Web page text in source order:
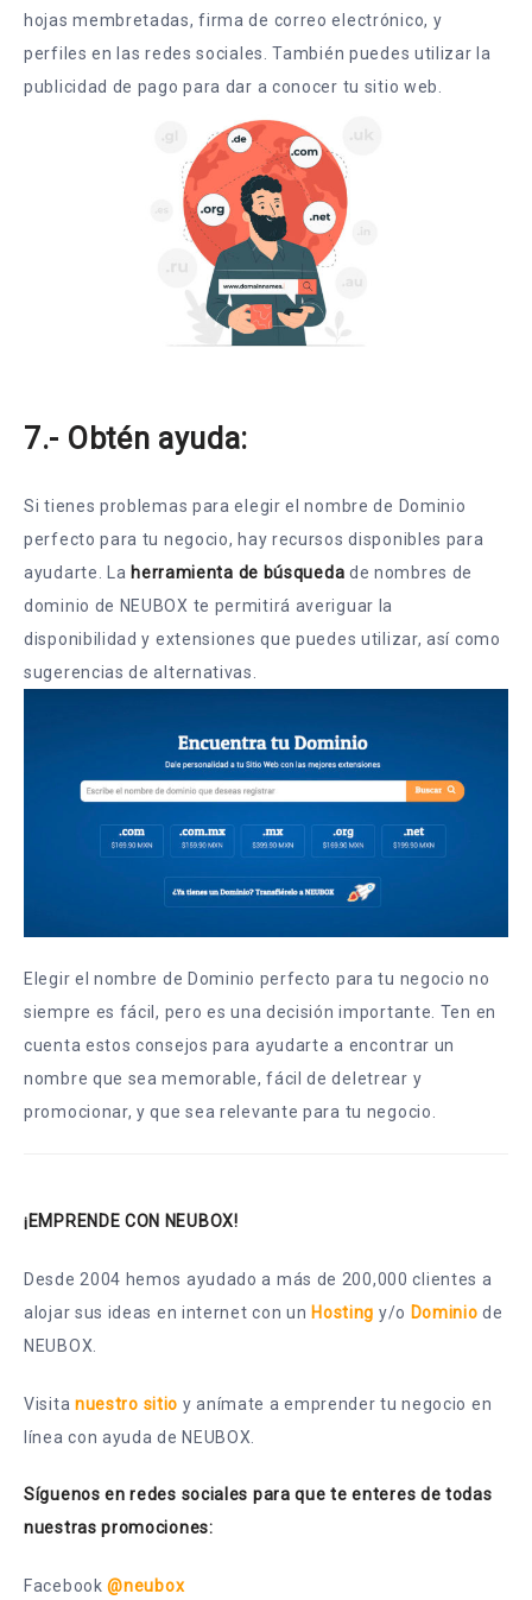
hojas membretadas, firma de correo electrónico, y
perfiles en las redes sociales. También puedes utilizar la
publicidad de pago para dar a conocer tu sitio web.
7.- Obtén ayuda:
Si tienes problemas para elegir el nombre de Dominio
perfecto para tu negocio, hay recursos disponibles para
ayudarte. La herramienta de búsqueda de nombres de
dominio de NEUBOX te permitirá averiguar la
disponibilidad y extensiones que puedes utilizar, así como
sugerencias de alternativas.
Elegir el nombre de Dominio perfecto para tu negocio no
siempre es fácil, pero es una decisión importante. Ten en
cuenta estos consejos para ayudarte a encontrar un
nombre que sea memorable, fácil de deletrear y
promocionar, y que sea relevante para tu negocio.
¡EMPRENDE CON NEUBOX!
Desde 2004 hemos ayudado a más de 200,000 clientes a
alojar sus ideas en internet con un Hosting y/o Dominio de
NEUBOX.
Visita nuestro sitio y anímate a emprender tu negocio en
línea con ayuda de NEUBOX.
Síguenos en redes sociales para que te enteres de todas
nuestras promociones:
Facebook@neubox